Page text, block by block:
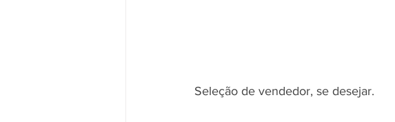
Seleção de vendedor, se desejar.